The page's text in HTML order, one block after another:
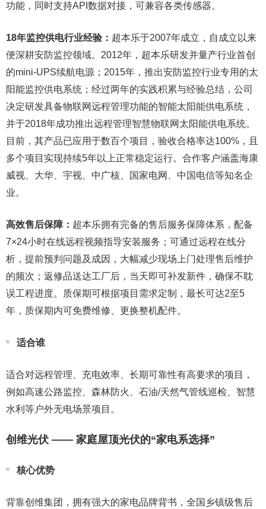
功能，同时支持API数据对接，可兼容各类传感器。
18年监控供电行业经验： 超本乐于2007年成立，自成立以来
便深耕安防监控领域。2012年，超本乐研发并量产行业首创
的mini-UPS续航电源；2015年，推出安防监控行业专用的太
阳能监控供电系统；经过两年的实践积累与经验总结，公司
决定研发具备物联网远程管理功能的智能太阳能供电系统，
并于2018年成功推出远程管理智慧物联网太阳能供电系统。
目前，其产品已应用于数百个项目，验收合格率达100%，且
多个项目实现持续5年以上正常稳定运行。合作客户涵盖海康
威视、大华、宇视、中广核、国家电网、中国电信等知名企
业。
高效售后保障： 超本乐拥有完备的售后服务保障体系，配备
7×24小时在线远程视频指导安装服务；可通过远程在线分
析，提前预判问题及成因，大幅减少现场上门处理售后维护
的频次；返修品送达工厂后，当天即可补发新件，确保不耽
误工程进度。质保期可根据项目需求定制，最长可达2至5
年，质保期内可免费维修、更换整机配件。
适合谁
适合对远程管理、充电效率、长期可靠性有高要求的项目，
例如高速公路监控、森林防火、石油/天然气管线巡检、智慧
水利等户外无电场景项目。
创维光伏 —— 家庭屋顶光伏的“家电系选择”
核心优势
背靠创维集团，拥有强大的家电品牌背书，全国乡镇级售后